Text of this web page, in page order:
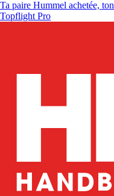
Ta paire Hummel achetée, ton
Topflight Pro